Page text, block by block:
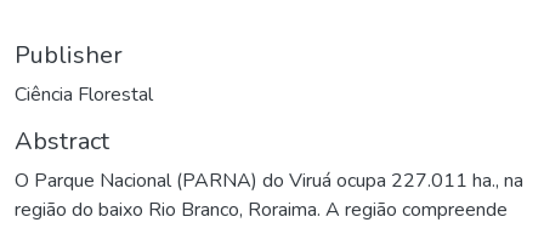
Publisher
Ciência Florestal
Abstract
O Parque Nacional (PARNA) do Viruá ocupa 227.011 ha., na
região do baixo Rio Branco, Roraima. A região compreende